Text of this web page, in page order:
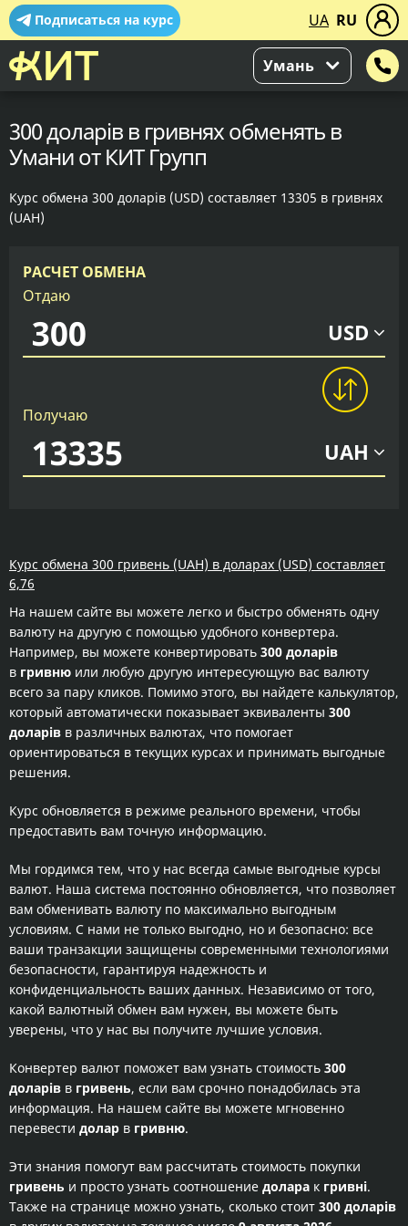
Подписаться на курс UA RU
Умань
300 доларів в гривнях обменять в
Умани от КИТ Групп
Курс обмена 300 доларів (USD) составляет 13305 в гривнях
(UAH)
РАСЧЕТ ОБМЕНА
Отдаю
USD
Получаю
UAH
Курс обмена 300 гривень (UAH) в доларах (USD) составляет
6,76
На нашем сайте вы можете легко и быстро обменять одну
валюту на другую с помощью удобного конвертера.
Например, вы можете конвертировать 300 доларів
в гривню или любую другую интересующую вас валюту
всего за пару кликов. Помимо этого, вы найдете калькулятор,
который автоматически показывает эквиваленты 300
доларів в различных валютах, что помогает
ориентироваться в текущих курсах и принимать выгодные
решения.
Курс обновляется в режиме реального времени, чтобы
предоставить вам точную информацию.
Мы гордимся тем, что у нас всегда самые выгодные курсы
валют. Наша система постоянно обновляется, что позволяет
вам обменивать валюту по максимально выгодным
условиям. С нами не только выгодно, но и безопасно: все
ваши транзакции защищены современными технологиями
безопасности, гарантируя надежность и
конфиденциальность ваших данных. Независимо от того,
какой валютный обмен вам нужен, вы можете быть
уверены, что у нас вы получите лучшие условия.
Конвертер валют поможет вам узнать стоимость 300
доларів в гривень, если вам срочно понадобилась эта
информация. На нашем сайте вы можете мгновенно
перевести долар в гривню.
Эти знания помогут вам рассчитать стоимость покупки
гривень и просто узнать соотношение долара к гривні.
Также на странице можно узнать, сколько стоит 300 доларів